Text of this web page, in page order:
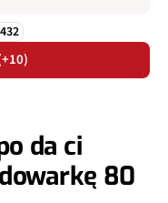
432
da ci
80